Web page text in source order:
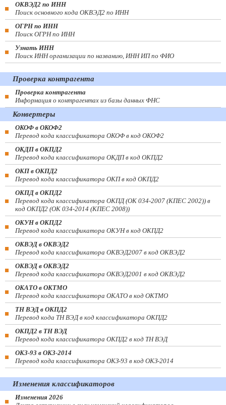
ОКВЭД2 по ИНН
Поиск основного кода ОКВЭД2 по ИНН
ОГРН по ИНН
Поиск ОГРН по ИНН
Узнать ИНН
Поиск ИНН организации по названию, ИНН ИП по ФИО
Проверка контрагента
Проверка контрагента
Информация о контрагентах из базы данных ФНС
Конвертеры
ОКОФ в ОКОФ2
Перевод кода классификатора ОКОФ в код ОКОФ2
ОКДП в ОКПД2
Перевод кода классификатора ОКДП в код ОКПД2
ОКП в ОКПД2
Перевод кода классификатора ОКП в код ОКПД2
ОКПД в ОКПД2
Перевод кода классификатора ОКПД (ОК 034-2007 (КПЕС 2002)) в
код ОКПД2 (ОК 034-2014 (КПЕС 2008))
ОКУН в ОКПД2
Перевод кода классификатора ОКУН в код ОКПД2
ОКВЭД в ОКВЭД2
Перевод кода классификатора ОКВЭД2007 в код ОКВЭД2
ОКВЭД в ОКВЭД2
Перевод кода классификатора ОКВЭД2001 в код ОКВЭД2
ОКАТО в ОКТМО
Перевод кода классификатора ОКАТО в код ОКТМО
ТН ВЭД в ОКПД2
Перевод кода ТН ВЭД в код классификатора ОКПД2
ОКПД2 в ТН ВЭД
Перевод кода классификатора ОКПД2 в код ТН ВЭД
ОКЗ-93 в ОКЗ-2014
Перевод кода классификатора ОКЗ-93 в код ОКЗ-2014
Изменения классификаторов
Изменения 2026